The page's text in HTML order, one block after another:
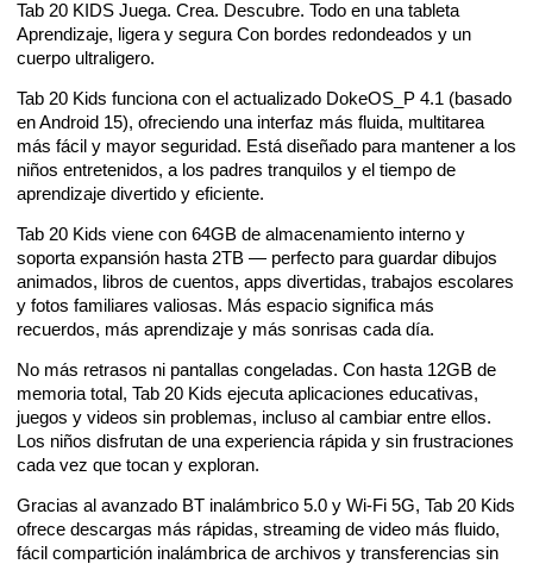
Tab 20 KIDS Juega. Crea. Descubre. Todo en una tableta
Aprendizaje, ligera y segura Con bordes redondeados y un
cuerpo ultraligero.
Tab 20 Kids funciona con el actualizado DokeOS_P 4.1 (basado
en Android 15), ofreciendo una interfaz más fluida, multitarea
más fácil y mayor seguridad. Está diseñado para mantener a los
niños entretenidos, a los padres tranquilos y el tiempo de
aprendizaje divertido y eficiente.
Tab 20 Kids viene con 64GB de almacenamiento interno y
soporta expansión hasta 2TB — perfecto para guardar dibujos
animados, libros de cuentos, apps divertidas, trabajos escolares
y fotos familiares valiosas. Más espacio significa más
recuerdos, más aprendizaje y más sonrisas cada día.
No más retrasos ni pantallas congeladas. Con hasta 12GB de
memoria total, Tab 20 Kids ejecuta aplicaciones educativas,
juegos y videos sin problemas, incluso al cambiar entre ellos.
Los niños disfrutan de una experiencia rápida y sin frustraciones
cada vez que tocan y exploran.
Gracias al avanzado BT inalámbrico 5.0 y Wi-Fi 5G, Tab 20 Kids
ofrece descargas más rápidas, streaming de video más fluido,
fácil compartición inalámbrica de archivos y transferencias sin